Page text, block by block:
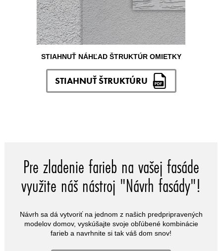
STIAHNUŤ NÁHĽAD ŠTRUKTÚR OMIETKY
STIAHNUŤ ŠTRUKTÚRU
Pre zladenie farieb na vašej fasáde
využite náš nástroj "Návrh fasády"!
Návrh sa dá vytvoriť na jednom z našich predpripravených
modelov domov, vyskúšajte svoje obľúbené kombinácie
farieb a navrhnite si tak váš dom snov!